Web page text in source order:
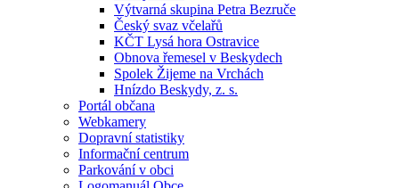
Výtvarná skupina Petra Bezruče
Český svaz včelařů
KČT Lysá hora Ostravice
Obnova řemesel v Beskydech
Spolek Žijeme na Vrchách
Hnízdo Beskydy, z. s.
Portál občana
Webkamery
Dopravní statistiky
Informační centrum
Parkování v obci